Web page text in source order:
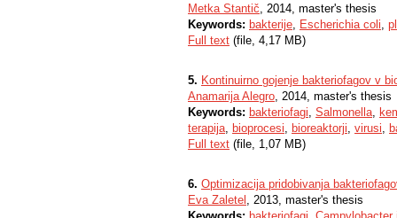
Metka Stantič, 2014, master's thesis
Keywords: bakterije, Escherichia coli,
Full text (file, 4,17 MB)
5. Kontinuirno gojenje bakteriofagov v
Anamarija Alegro, 2014, master's thesis
Keywords: bakteriofagi, Salmonella,
terapija, bioprocesi, bioreaktorji, virusi,
Full text (file, 1,07 MB)
6. Optimizacija pridobivanja
Eva Zaletel , 2013, master's thesis